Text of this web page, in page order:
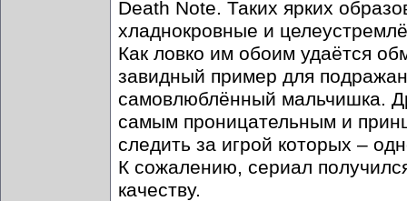
Death Note. Таких ярких
хладнокровные и
Как ловко им обоим удаётся
завидный пример для
самовлюблённый мальчишка.
самым проницательным и
следить за игрой которых –
К сожалению, сериал
качеству.